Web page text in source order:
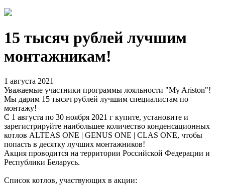
15 тысяч рублей лучшим
монтажникам!
1 августа 2021
Уважаемые участники программы лояльности "My Ariston"!
Мы дарим 15 тысяч рублей лучшим специалистам по
монтажу!
С 1 августа по 30 ноября 2021 г купите, установите и
зарегистрируйте наибольшее количество конденсационных
котлов ALTEAS ONE | GENUS ONE | CLAS ONE, чтобы
попасть в десятку лучших монтажников!
Акция проводится на территории Российской Федерации и
Республики Беларусь.
Список котлов, участвующих в акции: